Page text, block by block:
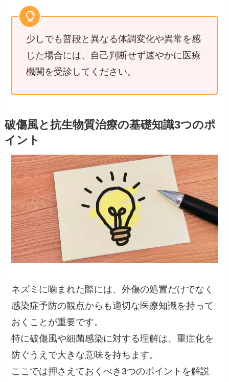
少しでも普段と異なる体調変化や異常を感
じた場合には、自己判断せず速やかに医療
機関を受診してください。
破傷風と抗生物質治療の基礎知識3つのポ
イント
ネズミに噛まれた際には、外傷の処置だけでなく
感染症予防の観点からも適切な医療知識を持って
おくことが重要です。
特に破傷風や細菌感染に対する理解は、重症化を
防ぐうえで大きな意味を持ちます。
ここでは押さえておくべき3つのポイントを解説